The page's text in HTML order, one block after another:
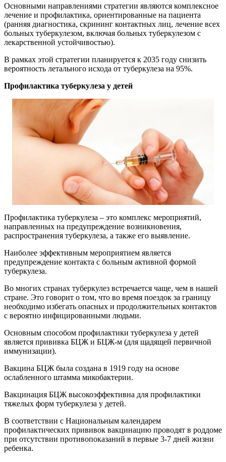
Основными направлениями стратегии являются комплексное
лечение и профилактика, ориентированные на пациента
(ранняя диагностика, скрининг контактных лиц, лечение всех
больных туберкулезом, включая больных туберкулезом с
лекарственной устойчивостью).
В рамках этой стратегии планируется к 2035 году снизить
вероятность летального исхода от туберкулеза на 95%.
Профилактика туберкулеза у детей
Профилактика туберкулеза – это комплекс мероприятий,
направленных на предупреждение возникновения,
распространения туберкулеза, а также его выявление.
Наиболее эффективным мероприятием является
предупреждение контакта с больным активной формой
туберкулеза.
Во многих странах туберкулез встречается чаще, чем в нашей
стране. Это говорит о том, что во время поездок за границу
необходимо избегать опасных и продолжительных контактов
с вероятно инфицированными людьми.
Основным способом профилактики туберкулеза у детей
является прививка БЦЖ и БЦЖ-м (для щадящей первичной
иммунизации).
Вакцина БЦЖ была создана в 1919 году на основе
ослабленного штамма микобактерии.
Вакцинация БЦЖ высокоэффективна для профилактики
тяжелых форм туберкулеза у детей.
В соответствии с Национальным календарем
профилактических прививок вакцинацию проводят в роддоме
при отсутствии противопоказаний в первые 3-7 дней жизни
ребенка.